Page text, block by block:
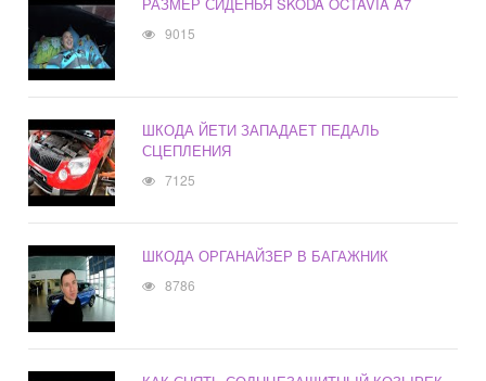
9015
ШКОДА ЙЕТИ ЗАПАДАЕТ ПЕДАЛЬ
СЦЕПЛЕНИЯ
7125
ШКОДА ОРГАНАЙЗЕР В БАГАЖНИК
8786